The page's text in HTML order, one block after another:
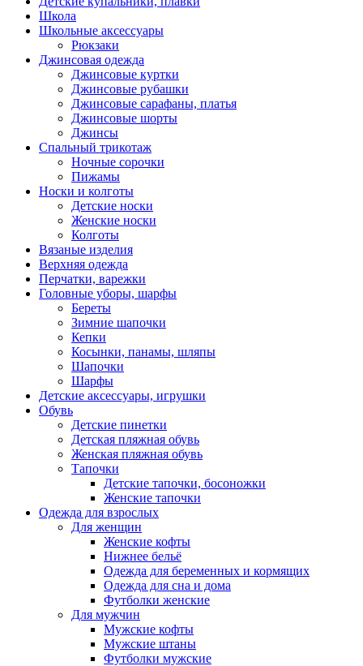
Школа
Школьные аксессуары
Рюкзаки
Джинсовая одежда
Джинсовые куртки
Джинсовые рубашки
Джинсовые сарафаны, платья
Джинсовые шорты
Джинсы
Спальный трикотаж
Ночные сорочки
Пижамы
Носки и колготы
Детские носки
Женские носки
Колготы
Вязаные изделия
Верхняя одежда
Перчатки, варежки
Головные уборы, шарфы
Береты
Зимние шапочки
Кепки
Косынки, панамы, шляпы
Шапочки
Шарфы
Детские аксессуары, игрушки
Обувь
Детские пинетки
Детская пляжная обувь
Женская пляжная обувь
Тапочки
Детские тапочки, босоножки
Женские тапочки
Одежда для взрослых
Для женщин
Женские кофты
Нижнее бельё
Одежда для беременных и кормящих
Одежда для сна и дома
Футболки женские
Для мужчин
Мужские кофты
Мужские штаны
Футболки мужские